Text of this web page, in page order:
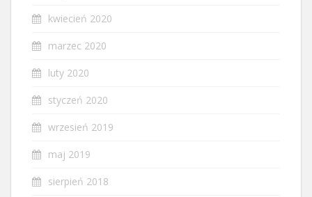
kwiecień 2020
marzec 2020
luty 2020
styczeń 2020
wrzesień 2019
maj 2019
sierpień 2018